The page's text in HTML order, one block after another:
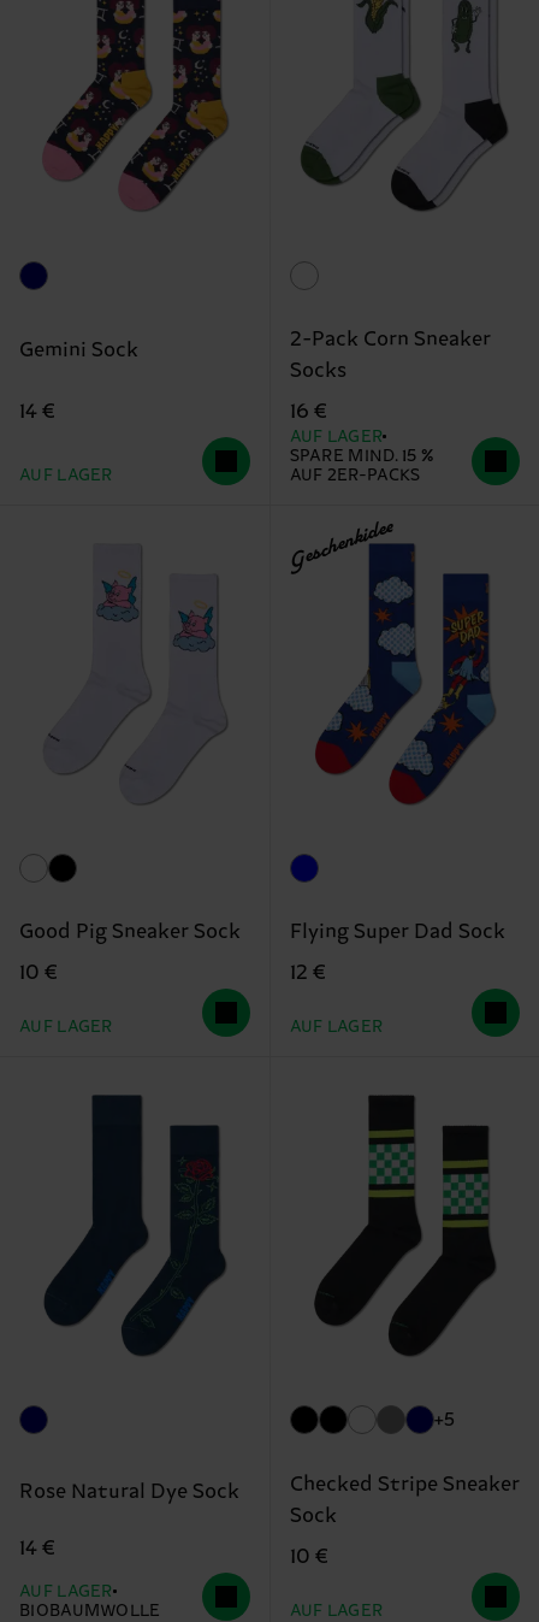
Gemini Sock
14 €
AUF LAGER
2-Pack Corn Sneaker
Socks
16 €
AUF LAGER
SPARE MIND. 15 %
AUF 2ER-PACKS
Good Pig Sneaker Sock
10 €
AUF LAGER
Geschenkidee
Flying Super Dad Sock
12 €
AUF LAGER
Rose Natural Dye Sock
14 €
AUF LAGER
BIOBAUMWOLLE
+5
Checked Stripe Sneaker
Sock
10 €
AUF LAGER